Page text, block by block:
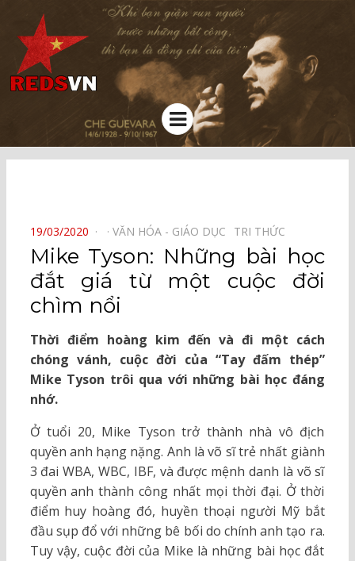
Kênh chia sẻ tri thức cộng đồng
Menu
POSTED
ON
19/03/2020 VĂN HÓA - GIÁO DỤC⠀ TRI THỨC⠀
Mike Tyson: Những bài học
đắt giá từ một cuộc đời
chìm nổi
Thời điểm hoàng kim đến và đi một cách
chóng vánh, cuộc đời của “Tay đấm thép”
Mike Tyson trôi qua với những bài học đáng
nhớ.
Ở tuổi 20, Mike Tyson trở thành nhà vô địch
quyền anh hạng nặng. Anh là võ sĩ trẻ nhất giành
3 đai WBA, WBC, IBF, và được mệnh danh là võ sĩ
quyền anh thành công nhất mọi thời đại. Ở thời
điểm huy hoàng đó, huyền thoại người Mỹ bắt
đầu sụp đổ với những bê bối do chính anh tạo ra.
Tuy vậy, cuộc đời của Mike là những bài học đắt